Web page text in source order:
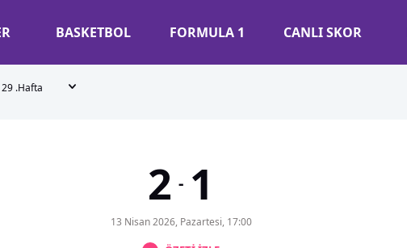
BASKETBOL FORMULA 1 CANLI SKOR
29 .Hafta
2 - 1
13 Nisan 2026, Pazartesi, 17:00